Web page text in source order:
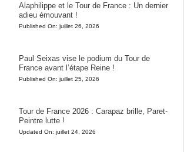
Alaphilippe et le Tour de France : Un dernier
adieu émouvant !
Published On: juillet 26, 2026
Paul Seixas vise le podium du Tour de
France avant l’étape Reine !
Published On: juillet 25, 2026
Tour de France 2026 : Carapaz brille, Paret-
Peintre lutte !
Updated On: juillet 24, 2026